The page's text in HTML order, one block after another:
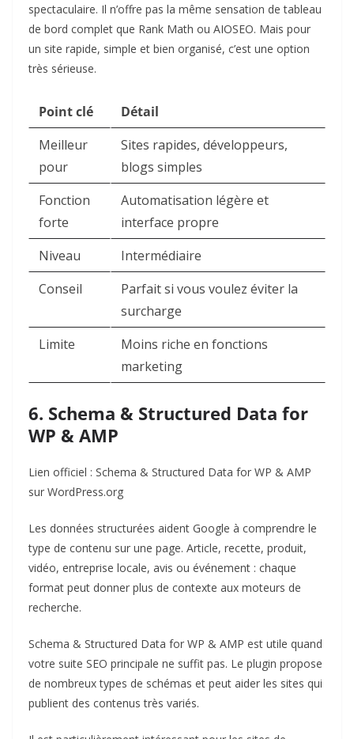
spectaculaire. Il n’offre pas la même sensation de tableau
de bord complet que Rank Math ou AIOSEO. Mais pour
un site rapide, simple et bien organisé, c’est une option
très sérieuse.
Point clé
Détail
Meilleur
pour
Sites rapides, développeurs,
blogs simples
Fonction
forte
Automatisation légère et
interface propre
Niveau
Intermédiaire
Conseil
Parfait si vous voulez éviter la
surcharge
Limite
Moins riche en fonctions
marketing
6. Schema & Structured Data for
WP & AMP
Lien officiel : Schema & Structured Data for WP & AMP
sur WordPress.org
Les données structurées aident Google à comprendre le
type de contenu sur une page. Article, recette, produit,
vidéo, entreprise locale, avis ou événement : chaque
format peut donner plus de contexte aux moteurs de
recherche.
Schema & Structured Data for WP & AMP est utile quand
votre suite SEO principale ne suffit pas. Le plugin propose
de nombreux types de schémas et peut aider les sites qui
publient des contenus très variés.